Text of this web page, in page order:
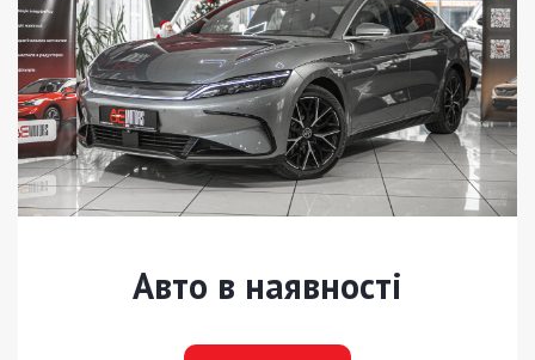
Авто в наявності